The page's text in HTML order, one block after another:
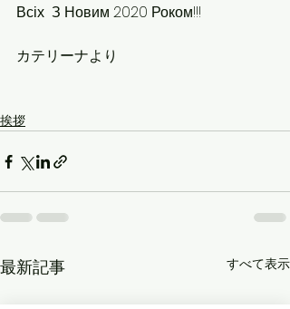
Всіх  З Новим 2020 Роком!!!
カテリーナより
挨拶
最新記事 すべて表示